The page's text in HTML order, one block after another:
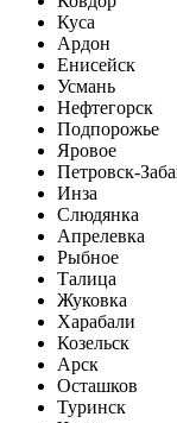
Куса
Ардон
Енисейск
Усмань
Нефтегорск
Подпорожье
Яровое
Петровск-
Инза
Слюдянка
Апрелевка
Рыбное
Талица
Жуковка
Харабали
Козельск
Арск
Осташков
Туринск